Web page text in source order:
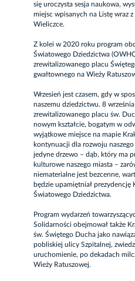
się uroczysta sesja naukowa,
miejsc wpisanych na Listę wraz
Wieliczce.
Z kolei w 2020 roku program
Światowego Dziedzictwa
zrewitalizowanego placu
gwałtownego na Wieży
Wrzesień jest czasem, gdy w
naszemu dziedzictwu. 8
zrewitalizowanego placu św.
nowym kształcie, bogatym w
wyjątkowe miejsce na mapie
kontynuacji dla rozwoju
jedyne drzewo – dąb, który ma
kulturowe naszego miasta –
niematerialne jest bezcenne,
będzie upamiętniał
Światowego Dziedzictwa.
Program wydarzeń
Solidarności obejmował także
św. Świętego Ducha jako
pobliskiej ulicy Szpitalnej,
uruchomienie, po dekadach
Wieży Ratuszowej.